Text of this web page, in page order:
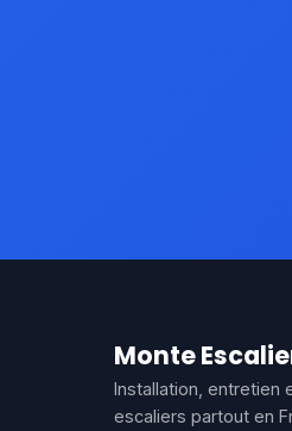
Monte
Installation, entretien
escaliers partout en